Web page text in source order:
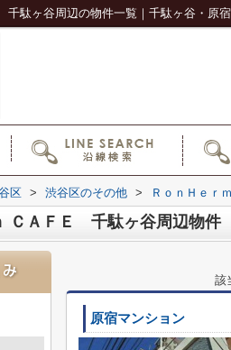
区 > 渋谷区のその他 > ＲｏｎＨｅｒ
ＣＡＦＥ 千駄ヶ谷周辺物件
該
原宿マンション